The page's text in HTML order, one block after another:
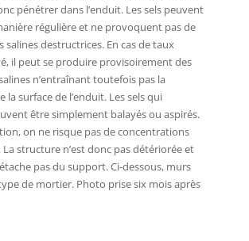
pénétrer dans l’enduit. Les sels peuvent
régulière et ne provoquent pas de
salines destructrices. En cas de taux
il peut se produire provisoirement des
n’entraînant toutefois pas la
surface de l’enduit. Les sels qui
être simplement balayés ou aspirés.
on ne risque pas de concentrations
La structure n’est donc pas détériorée et
pas du support. Ci-dessous, murs
de mortier. Photo prise six mois après